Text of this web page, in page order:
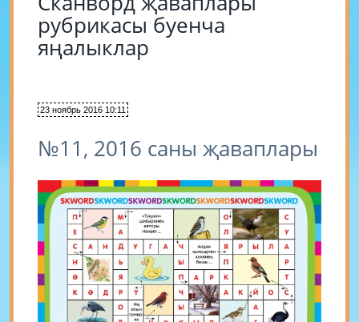
рубрикасы буенча
яңалыклар
23 ноябрь 2016 10:11
№11, 2016 саны җаваплары